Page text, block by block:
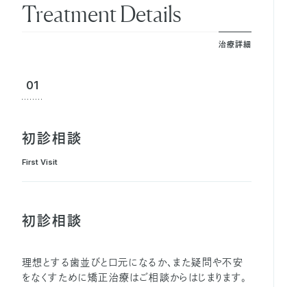
Treatment Details
治療詳細
01
初診相談
First Visit
初診相談
理想とする歯並びと口元になるか、また疑問や不安
をなくすために矯正治療はご相談からはじまります。